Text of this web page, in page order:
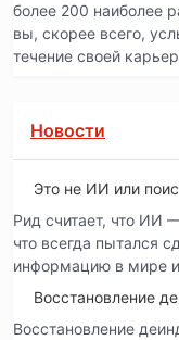
более 200 наиболее
вы, скорее всего,
течение своей
Новости
Это не ИИ или
Рид считает, что ИИ
что всегда пытался
информацию в мире и
Восстановление
Восстановление